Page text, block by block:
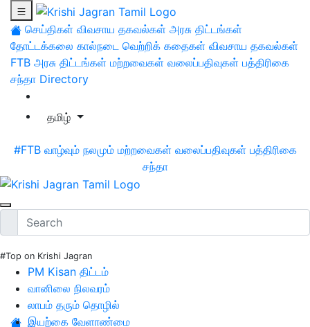
செய்திகள் விவசாய தகவல்கள் அரசு திட்டங்கள்
தோட்டக்கலை கால்நடை வெற்றிக் கதைகள் விவசாய தகவல்கள்
FTB அரசு திட்டங்கள் மற்றவைகள் வலைப்பதிவுகள் பத்திரிகை
சந்தா Directory
தமிழ்
#FTB வாழ்வும் நலமும் மற்றவைகள் வலைப்பதிவுகள் பத்திரிகை
சந்தா
#Top on Krishi Jagran
PM Kisan திட்டம்
வானிலை நிலவரம்
லாபம் தரும் தொழில்
இயற்கை வேளாண்மை